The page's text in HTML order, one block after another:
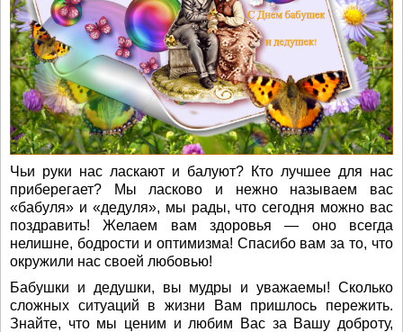
Чьи руки нас ласкают и балуют? Кто лучшее для нас
приберегает? Мы ласково и нежно называем вас
«бабуля» и «дедуля», мы рады, что сегодня можно вас
поздравить! Желаем вам здоровья — оно всегда
нелишне, бодрости и оптимизма! Спасибо вам за то, что
окружили нас своей любовью!
Бабушки и дедушки, вы мудры и уважаемы! Сколько
сложных ситуаций в жизни Вам пришлось пережить.
Знайте, что мы ценим и любим Вас за Вашу доброту,